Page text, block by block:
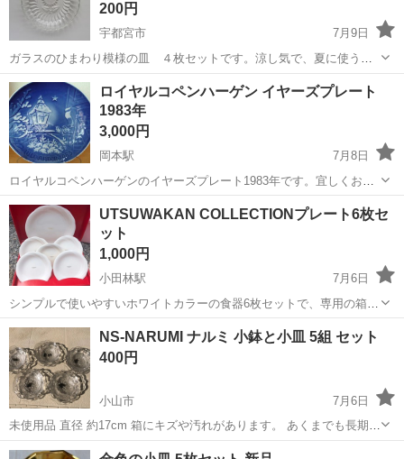
200円
宇都宮市
7月9日
ガラスのひまわり模様の皿 ４枚セットです。涼し気で、夏に使うと
良いと思います。
栃木 宇都宮市
ロイヤルコペンハーゲン イヤーズプレート
1983年
3,000円
岡本駅
7月8日
ロイヤルコペンハーゲンのイヤーズプレート1983年です。宜しくお願
いします。
栃木 宇都宮市 ロイヤルコペンハーゲン
UTSUWAKAN COLLECTIONプレート6枚セ
ット
1,000円
小田林駅
7月6日
シンプルで使いやすいホワイトカラーの食器6枚セットで、専用の箱に
入った状態です。 未使用品ですが長期保管の為汚れがあります。
栃木 小山市 食器
NS-NARUMI ナルミ 小鉢と小皿 5組 セット
400円
小山市
7月6日
未使用品 直径 約17cm 箱にキズや汚れがあります。 あくまでも長期保
管品のためご理解頂き方お願い致します。
栃木 小山市 NARUMI